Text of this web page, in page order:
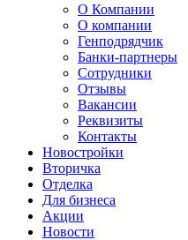
О Компании
О компании
Генподрядчик
Банки-партнеры
Сотрудники
Отзывы
Вакансии
Реквизиты
Контакты
Новостройки
Вторичка
Отделка
Для бизнеса
Акции
Новости